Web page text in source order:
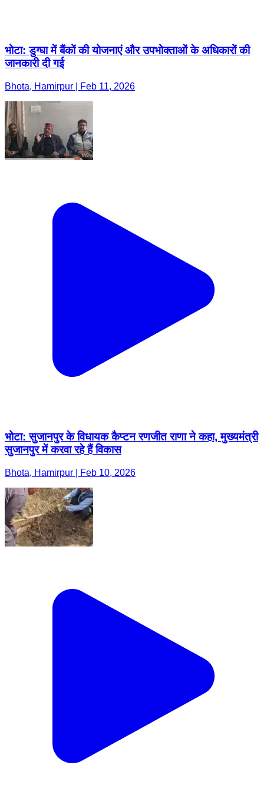
भोटा: डुग्घा में बैंकों की योजनाएं और उपभोक्ताओं के अधिकारों की
जानकारी दी गई
Bhota, Hamirpur | Feb 11, 2026
भोटा: सुजानपुर के विधायक कैप्टन रणजीत राणा ने कहा, मुख्यमंत्री
सुजानपुर में करवा रहे हैं विकास
Bhota, Hamirpur | Feb 10, 2026